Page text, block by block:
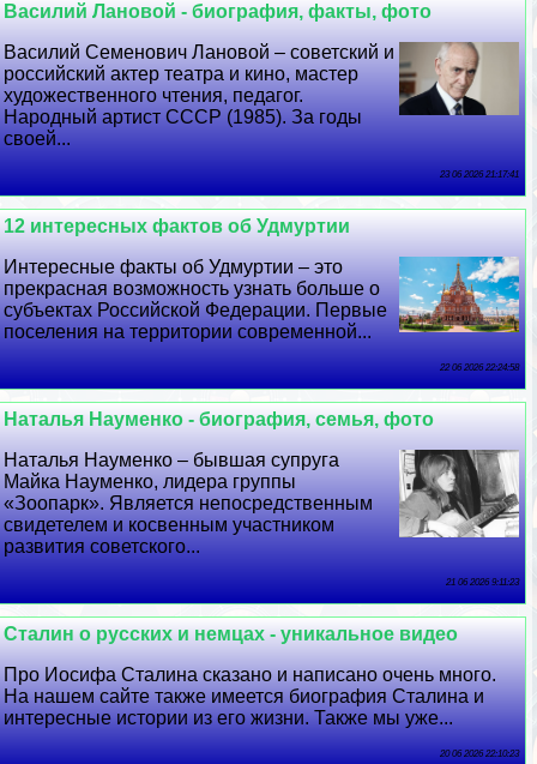
Василий Лановой - биография, факты, фото
Василий Семенович Лановой – советский и
российский актер театра и кино, мастер
художественного чтения, педагог.
Народный артист СССР (1985). За годы
своей...
23 06 2026 21:17:41
12 интересных фактов об Удмуртии
Интересные факты об Удмуртии – это
прекрасная возможность узнать больше о
субъектах Российской Федерации. Первые
поселения на территории современной...
22 06 2026 22:24:58
Наталья Науменко - биография, семья, фото
Наталья Науменко – бывшая супруга
Майка Науменко, лидера группы
«Зоопарк». Является непосредственным
свидетелем и косвенным участником
развития советского...
21 06 2026 9:11:23
Сталин о русских и немцах - уникальное видео
Про Иосифа Сталина сказано и написано очень много.
На нашем сайте также имеется биография Сталина и
интересные истории из его жизни. Также мы уже...
20 06 2026 22:10:23